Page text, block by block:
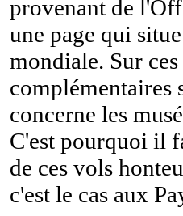
provenant de
une page qui
mondiale. Sur
complémentaires
concerne les
C'est pourquoi il
de ces vols
c'est le cas aux